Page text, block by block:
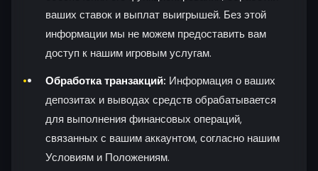
ваших ставок и выплат выигрышей. Без этой
информации мы не можем предоставить вам
доступ к нашим игровым услугам.
Обработка транзакций: Информация о ваших
депозитах и выводах средств обрабатывается
для выполнения финансовых операций,
связанных с вашим аккаунтом, согласно нашим
Условиям и Положениям.